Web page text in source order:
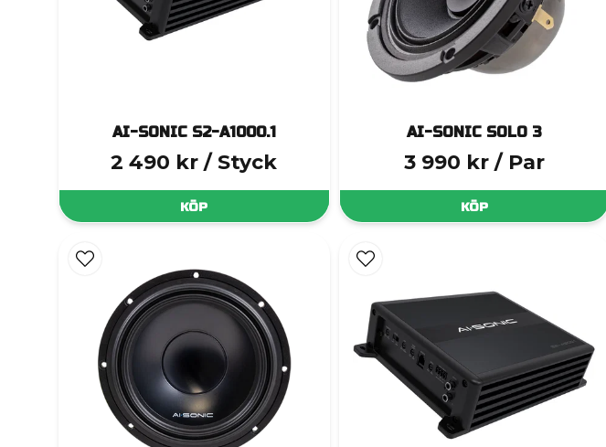
AI-SONIC S2-A1000.1
2 490 kr / Styck
KÖP
AI-SONIC SOLO 3
3 990 kr / Par
KÖP